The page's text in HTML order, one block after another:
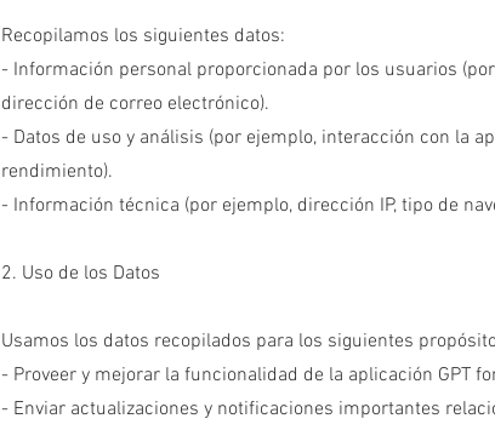
Recopilamos los siguientes datos:
- Información personal proporcionada por los usuarios
dirección de correo electrónico).
- Datos de uso y análisis (por ejemplo, interacción con la
rendimiento).
- Información técnica (por ejemplo, dirección IP, tipo de
2. Uso de los Datos
Usamos los datos recopilados para los siguientes
- Proveer y mejorar la funcionalidad de la aplicación GPT
- Enviar actualizaciones y notificaciones importantes